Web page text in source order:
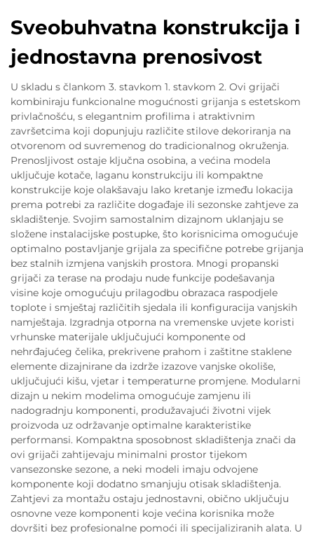
Sveobuhvatna konstrukcija i
jednostavna prenosivost
U skladu s člankom 3. stavkom 1. stavkom 2. Ovi grijači
kombiniraju funkcionalne mogućnosti grijanja s estetskom
privlačnošću, s elegantnim profilima i atraktivnim
završetcima koji dopunjuju različite stilove dekoriranja na
otvorenom od suvremenog do tradicionalnog okruženja.
Prenosljivost ostaje ključna osobina, a većina modela
uključuje kotače, laganu konstrukciju ili kompaktne
konstrukcije koje olakšavaju lako kretanje između lokacija
prema potrebi za različite događaje ili sezonske zahtjeve za
skladištenje. Svojim samostalnim dizajnom uklanjaju se
složene instalacijske postupke, što korisnicima omogućuje
optimalno postavljanje grijala za specifične potrebe grijanja
bez stalnih izmjena vanjskih prostora. Mnogi propanski
grijači za terase na prodaju nude funkcije podešavanja
visine koje omogućuju prilagodbu obrazaca raspodjele
toplote i smještaj različitih sjedala ili konfiguracija vanjskih
namještaja. Izgradnja otporna na vremenske uvjete koristi
vrhunske materijale uključujući komponente od
nehrđajućeg čelika, prekrivene prahom i zaštitne staklene
elemente dizajnirane da izdrže izazove vanjske okoliše,
uključujući kišu, vjetar i temperaturne promjene. Modularni
dizajn u nekim modelima omogućuje zamjenu ili
nadogradnju komponenti, produžavajući životni vijek
proizvoda uz održavanje optimalne karakteristike
performansi. Kompaktna sposobnost skladištenja znači da
ovi grijači zahtijevaju minimalni prostor tijekom
vansezonske sezone, a neki modeli imaju odvojene
komponente koji dodatno smanjuju otisak skladištenja.
Zahtjevi za montažu ostaju jednostavni, obično uključuju
osnovne veze komponenti koje većina korisnika može
dovršiti bez profesionalne pomoći ili specijaliziranih alata. U